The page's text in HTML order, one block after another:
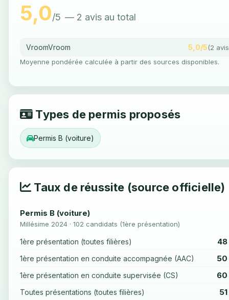
5,0/5 — 2 avis au total
VroomVroom 5,0/5(2
Moyenne pondérée calculée à partir des sources disponibles.
Types de permis proposés
Permis B (voiture)
Taux de réussite (source officielle)
Permis B (voiture)
Millésime 2024 · 102 candidats (1ère présentation)
1ère présentation (toutes filières) 48
1ère présentation en conduite accompagnée (AAC) 50
1ère présentation en conduite supervisée (CS) 60
Toutes présentations (toutes filières)